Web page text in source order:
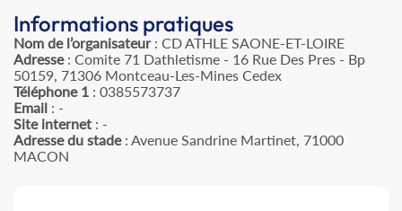
Informations pratiques
Nom de l’organisateur: CD ATHLE SAONE-ET-LOIRE
Adresse: Comite 71 Dathletisme - 16 Rue Des Pres - Bp
50159, 71306 Montceau-Les-Mines Cedex
Téléphone 1 : 0385573737
Email : -
Site internet : -
Adresse du stade: Avenue Sandrine Martinet, 71000
MACON